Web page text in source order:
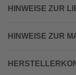
HINWEISE ZUR
HINWEISE ZUR